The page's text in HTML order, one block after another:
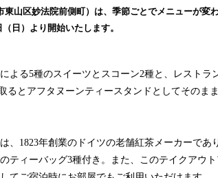
！
み
込
す
山区妙法院前側町）は、季節ごとでメニューが変
日）より開始いたします。
よる5種のスイーツとスコーン2種と、レストラ
るとアフタヌーンティースタンドとしてそのま
、1823年創業のドイツの老舗紅茶メーカーであ
ティーバッグ3種付き。また、このテイクアウ